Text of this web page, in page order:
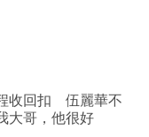
收回扣 伍麗華不
大哥，他很好